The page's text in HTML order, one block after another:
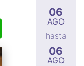
06
AGO
hasta
06
AGO